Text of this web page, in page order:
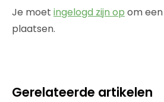
Je moet ingelogd zijn op om
plaatsen.
Gerelateerde artikelen